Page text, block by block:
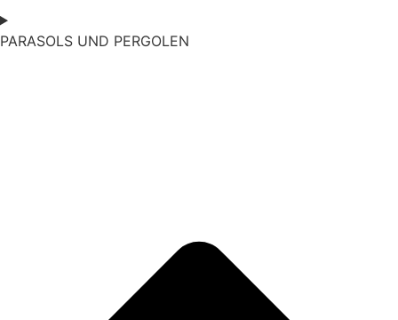
PARASOLS UND PERGOLEN